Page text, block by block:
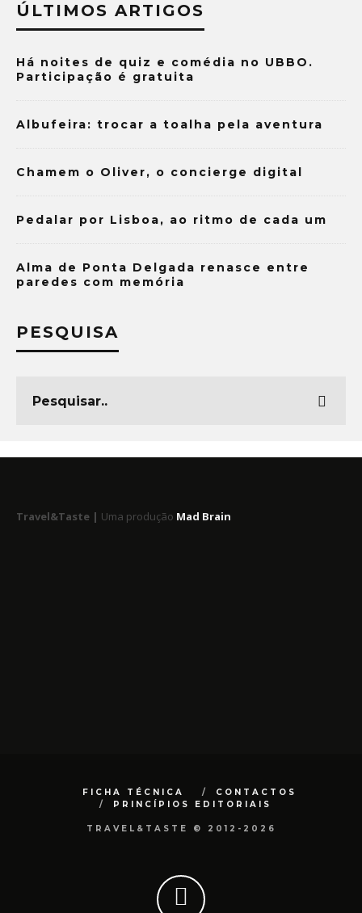
ÚLTIMOS ARTIGOS
Há noites de quiz e comédia no UBBO.
Participação é gratuita
Albufeira: trocar a toalha pela aventura
Chamem o Oliver, o concierge digital
Pedalar por Lisboa, ao ritmo de cada um
Alma de Ponta Delgada renasce entre
paredes com memória
PESQUISA
Travel&Taste | Uma produção Mad Brain
FICHA TÉCNICA
CONTACTOS
PRINCÍPIOS EDITORIAIS
TRAVEL&TASTE © 2012-2026